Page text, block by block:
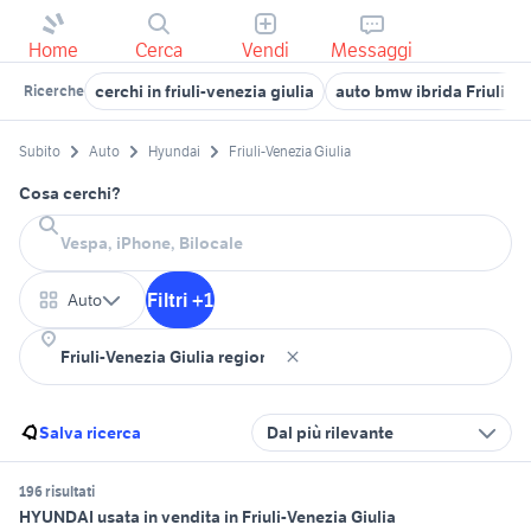
Home Cerca Vendi Messaggi
Ricerche cerchi in friuli-venezia giulia auto bmw ibrida Friuli
Subito Auto Hyundai Friuli-Venezia Giulia
Cosa cerchi?
Auto Filtri +1
Salva ricerca Dal più rilevante
196 risultati
HYUNDAI usata in vendita in Friuli-Venezia Giulia